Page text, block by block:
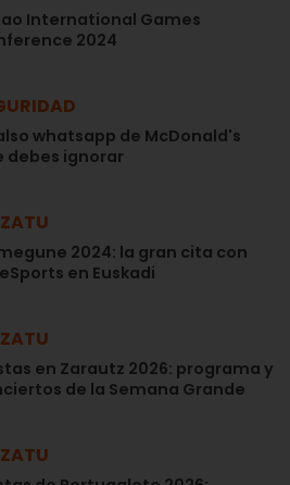
International Games
2024
whatsapp de McDonald's
debes ignorar
2024: la gran cita con
en Euskadi
en Zarautz 2026: programa y
de la Semana Grande